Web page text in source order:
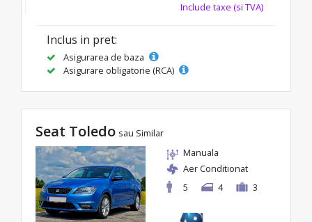
Include taxe (si TVA)
Inclus in pret:
Asigurarea de baza
Asigurare obligatorie (RCA)
Seat Toledo sau Similar
Manuala
Aer Conditionat
5
4 3